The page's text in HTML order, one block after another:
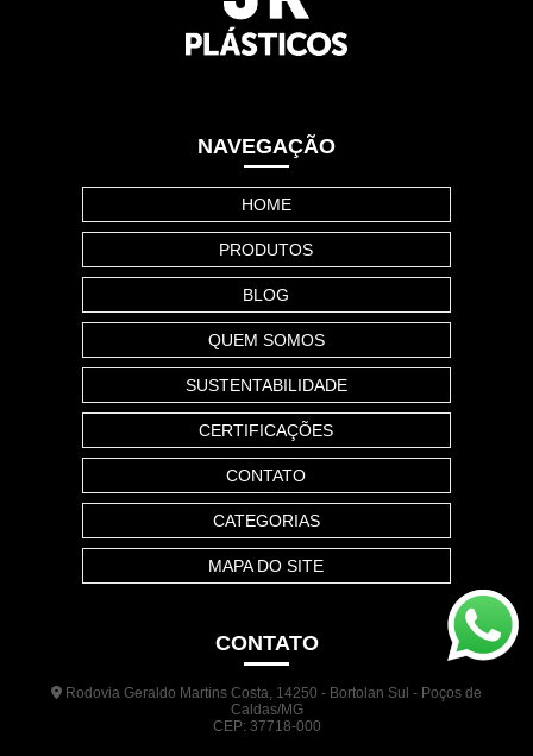
NAVEGAÇÃO
HOME
PRODUTOS
BLOG
QUEM SOMOS
SUSTENTABILIDADE
CERTIFICAÇÕES
CONTATO
CATEGORIAS
MAPA DO SITE
CONTATO
Rodovia Geraldo Martins Costa, 14250 - Bortolan Sul - Poços de
Caldas/MG
CEP: 37718-000